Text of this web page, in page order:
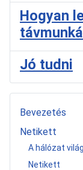
Hogyan
Jó tudni
Bevezetés
Netikett
A hálózat
Netikett